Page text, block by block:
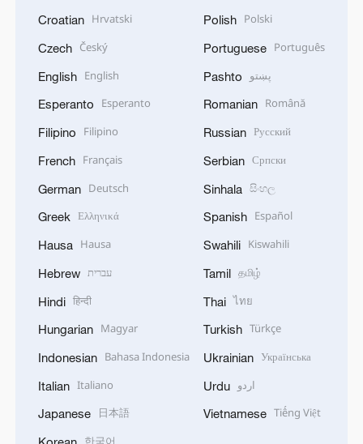
Croatian Hrvatski
Czech Český
English English
Esperanto Esperanto
Filipino Filipino
French Français
German Deutsch
Greek Ελληνικά
Hausa Hausa
Hebrew עברית
Hindi हिन्दी
Hungarian Magyar
Indonesian Bahasa Indonesia
Italian Italiano
Japanese 日本語
한국어
Polish Polski
Portuguese Português
Pashto پښتو
Romanian Română
Russian Русский
Serbian Српски
Sinhala සිංහල
Spanish Español
Swahili Kiswahili
Tamil தமிழ்
Thai ไทย
Turkish Türkçe
Ukrainian Українська
Urdu اردو
Vietnamese Tiếng Việt